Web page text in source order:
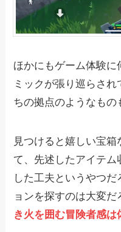
ほかにもゲーム体験
ミックが張り巡らさ
ちの拠点のようなもの
見つけると嬉しい宝
て、先述したアイテム
した工夫というやつ
ョンを探すのは大変だ
き火を囲む冒険者感は